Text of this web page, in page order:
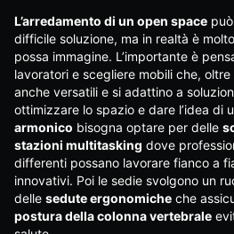
L’arredamento di un open space
difficile soluzione, ma in realtà è
possa immagine. L’importante è
lavoratori e scegliere mobili che,
anche versatili e si adattino a
ottimizzare lo spazio e dare l’idea di
armonico bisogna optare per delle
stazioni multitasking dove
differenti possano lavorare fianco a
innovativi. Poi le sedie svolgono un
delle sedute ergonomiche che
postura della colonna vertebrale